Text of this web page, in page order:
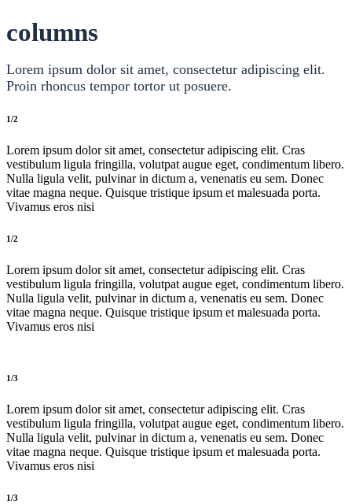
columns
Lorem ipsum dolor sit amet, consectetur adipiscing elit.
Proin rhoncus tempor tortor ut posuere.
1/2
Lorem ipsum dolor sit amet, consectetur adipiscing elit. Cras
vestibulum ligula fringilla, volutpat augue eget, condimentum libero.
Nulla ligula velit, pulvinar in dictum a, venenatis eu sem. Donec
vitae magna neque. Quisque tristique ipsum et malesuada porta.
Vivamus eros nisi
1/2
Lorem ipsum dolor sit amet, consectetur adipiscing elit. Cras
vestibulum ligula fringilla, volutpat augue eget, condimentum libero.
Nulla ligula velit, pulvinar in dictum a, venenatis eu sem. Donec
vitae magna neque. Quisque tristique ipsum et malesuada porta.
Vivamus eros nisi
1/3
Lorem ipsum dolor sit amet, consectetur adipiscing elit. Cras
vestibulum ligula fringilla, volutpat augue eget, condimentum libero.
Nulla ligula velit, pulvinar in dictum a, venenatis eu sem. Donec
vitae magna neque. Quisque tristique ipsum et malesuada porta.
Vivamus eros nisi
1/3